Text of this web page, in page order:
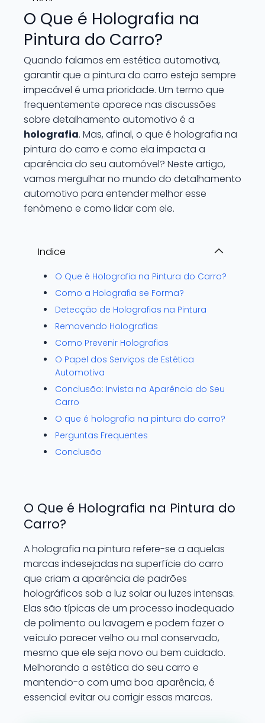
O Que é Holografia na
Pintura do Carro?
Quando falamos em estética automotiva,
garantir que a pintura do carro esteja sempre
impecável é uma prioridade. Um termo que
frequentemente aparece nas discussões
sobre detalhamento automotivo é a
holografia. Mas, afinal, o que é holografia na
pintura do carro e como ela impacta a
aparência do seu automóvel? Neste artigo,
vamos mergulhar no mundo do detalhamento
automotivo para entender melhor esse
fenômeno e como lidar com ele.
Indice
O Que é Holografia na Pintura do Carro?
Como a Holografia se Forma?
Detecção de Holografias na Pintura
Removendo Holografias
Como Prevenir Holografias
O Papel dos Serviços de Estética
Automotiva
Conclusão: Invista na Aparência do Seu
Carro
O que é holografia na pintura do carro?
Perguntas Frequentes
Conclusão
O Que é Holografia na Pintura do
Carro?
A holografia na pintura refere-se a aquelas
marcas indesejadas na superfície do carro
que criam a aparência de padrões
holográficos sob a luz solar ou luzes intensas.
Elas são típicas de um processo inadequado
de polimento ou lavagem e podem fazer o
veículo parecer velho ou mal conservado,
mesmo que ele seja novo ou bem cuidado.
Melhorando a estética do seu carro e
mantendo-o com uma boa aparência, é
essencial evitar ou corrigir essas marcas.